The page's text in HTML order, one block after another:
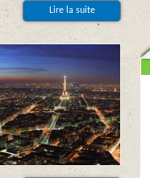
Lire la suite